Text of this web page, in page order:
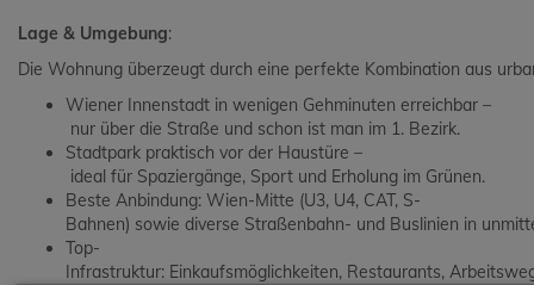
Lage & Umgebung:
Die Wohnung überzeugt durch eine perfekte Kombination aus
Wiener Innenstadt in wenigen Gehminuten erreichbar –
nur über die Straße und schon ist man im 1. Bezirk.
Stadtpark praktisch vor der Haustüre –
ideal für Spaziergänge, Sport und Erholung im Grünen.
Beste Anbindung: Wien-Mitte (U3, U4, CAT, S-
Bahnen) sowie diverse Straßenbahn- und Buslinien in
Top-
Infrastruktur: Einkaufsmöglichkeiten, Restaurants,